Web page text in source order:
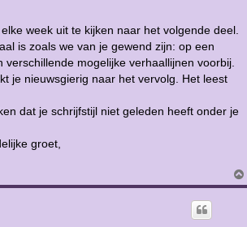
week uit te kijken naar het volgende deel.
is zoals we van je gewend zijn: op een
verschillende mogelijke verhaallijnen voorbij.
je nieuwsgierig naar het vervolg. Het leest
dat je schrijfstijl niet geleden heeft onder je
groet,